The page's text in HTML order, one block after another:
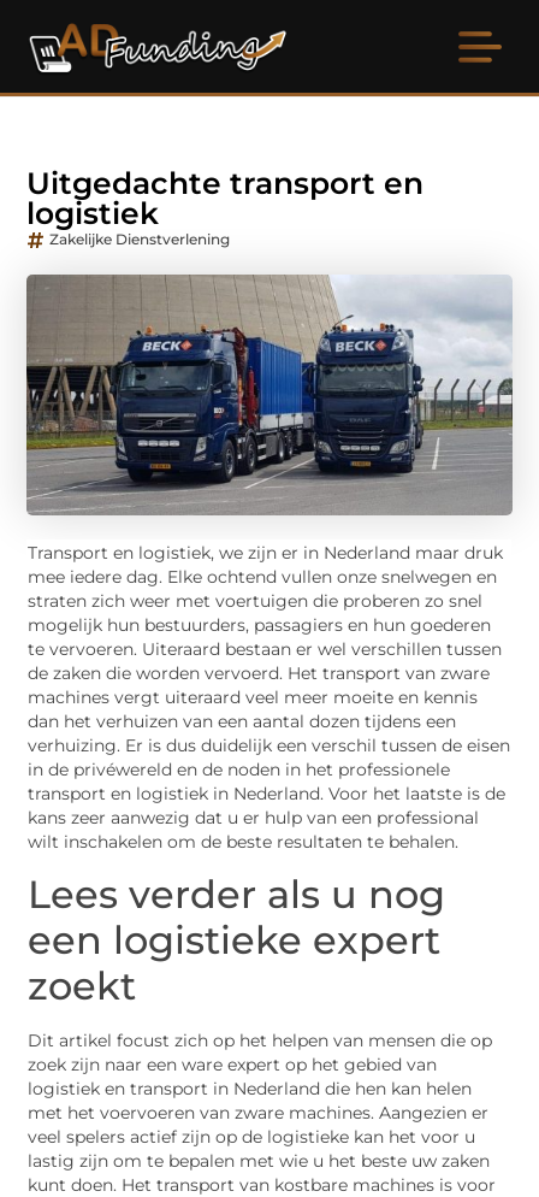
Uitgedachte transport en
logistiek
Zakelijke Dienstverlening
Transport en logistiek, we zijn er in Nederland maar druk
mee iedere dag. Elke ochtend vullen onze snelwegen en
straten zich weer met voertuigen die proberen zo snel
mogelijk hun bestuurders, passagiers en hun goederen
te vervoeren. Uiteraard bestaan er wel verschillen tussen
de zaken die worden vervoerd. Het transport van zware
machines vergt uiteraard veel meer moeite en kennis
dan het verhuizen van een aantal dozen tijdens een
verhuizing. Er is dus duidelijk een verschil tussen de eisen
in de privéwereld en de noden in het professionele
transport en logistiek in Nederland. Voor het laatste is de
kans zeer aanwezig dat u er hulp van een professional
wilt inschakelen om de beste resultaten te behalen.
Lees verder als u nog
een logistieke expert
zoekt
Dit artikel focust zich op het helpen van mensen die op
zoek zijn naar een ware expert op het gebied van
logistiek en transport in Nederland die hen kan helen
met het voervoeren van zware machines. Aangezien er
veel spelers actief zijn op de logistieke kan het voor u
lastig zijn om te bepalen met wie u het beste uw zaken
kunt doen. Het transport van kostbare machines is voor